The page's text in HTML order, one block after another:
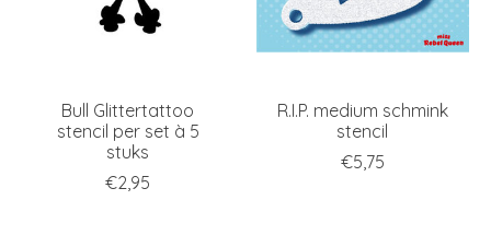
Bull Glittertattoo
stencil per set à 5
stuks
€2,95
R.I.P. medium schmink
stencil
€5,75